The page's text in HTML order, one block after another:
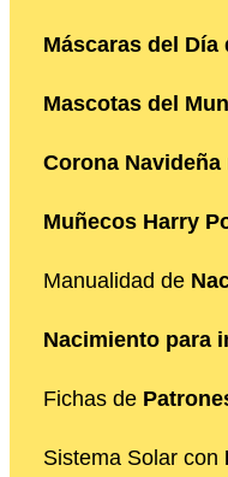
Máscaras del Día
Mascotas del
Corona Navideña
Muñecos Harry
Manualidad de
Nacimiento para
Fichas de
Sistema Solar con